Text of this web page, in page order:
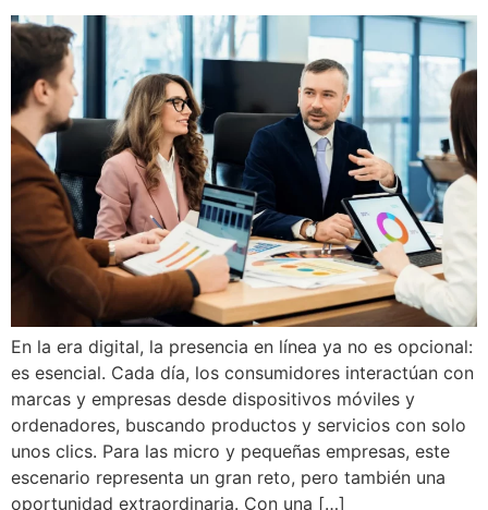
En la era digital, la presencia en línea ya no es opcional:
es esencial. Cada día, los consumidores interactúan con
marcas y empresas desde dispositivos móviles y
ordenadores, buscando productos y servicios con solo
unos clics. Para las micro y pequeñas empresas, este
escenario representa un gran reto, pero también una
oportunidad extraordinaria. Con una […]